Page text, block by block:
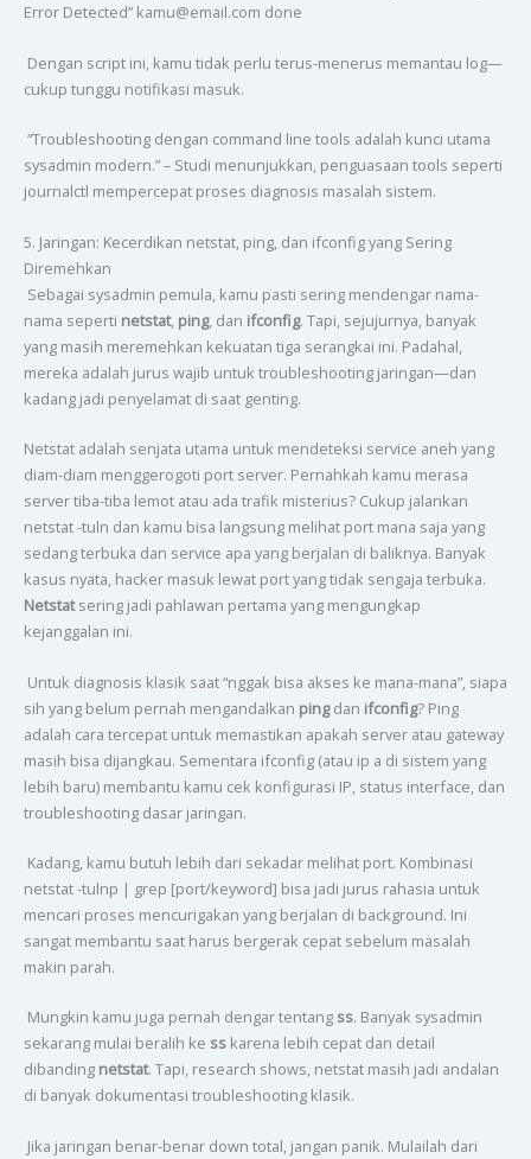
Error Detected” kamu@email.com done
Dengan script ini, kamu tidak perlu terus-menerus memantau log—
cukup tunggu notifikasi masuk.
“Troubleshooting dengan command line tools adalah kunci utama
sysadmin modern.” – Studi menunjukkan, penguasaan tools seperti
journalctl mempercepat proses diagnosis masalah sistem.
5. Jaringan: Kecerdikan netstat, ping, dan ifconfig yang Sering
Diremehkan
Sebagai sysadmin pemula, kamu pasti sering mendengar nama-
nama seperti netstat, ping, dan ifconfig. Tapi, sejujurnya, banyak
yang masih meremehkan kekuatan tiga serangkai ini. Padahal,
mereka adalah jurus wajib untuk troubleshooting jaringan—dan
kadang jadi penyelamat di saat genting.
Netstat adalah senjata utama untuk mendeteksi service aneh yang
diam-diam menggerogoti port server. Pernahkah kamu merasa
server tiba-tiba lemot atau ada trafik misterius? Cukup jalankan
netstat -tuln dan kamu bisa langsung melihat port mana saja yang
sedang terbuka dan service apa yang berjalan di baliknya. Banyak
kasus nyata, hacker masuk lewat port yang tidak sengaja terbuka.
Netstatsering jadi pahlawan pertama yang mengungkap
kejanggalan ini.
Untuk diagnosis klasik saat “nggak bisa akses ke mana-mana”, siapa
sih yang belum pernah mengandalkan pingdan ifconfig? Ping
adalah cara tercepat untuk memastikan apakah server atau gateway
masih bisa dijangkau. Sementara ifconfig (atau ip a di sistem yang
lebih baru) membantu kamu cek konfigurasi IP, status interface, dan
troubleshooting dasar jaringan.
Kadang, kamu butuh lebih dari sekadar melihat port. Kombinasi
netstat -tulnp | grep [port/keyword] bisa jadi jurus rahasia untuk
mencari proses mencurigakan yang berjalan di background. Ini
sangat membantu saat harus bergerak cepat sebelum masalah
makin parah.
Mungkin kamu juga pernah dengar tentang ss. Banyak sysadmin
sekarang mulai beralih ke sskarena lebih cepat dan detail
dibanding netstat. Tapi, research shows, netstat masih jadi andalan
di banyak dokumentasi troubleshooting klasik.
Jika jaringan benar-benar down total, jangan panik. Mulailah dari